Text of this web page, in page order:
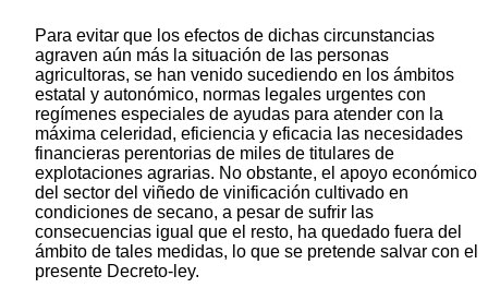
Para evitar que los efectos de dichas circunstancias
agraven aún más la situación de las personas
agricultoras, se han venido sucediendo en los ámbitos
estatal y autonómico, normas legales urgentes con
regímenes especiales de ayudas para atender con la
máxima celeridad, eficiencia y eficacia las necesidades
financieras perentorias de miles de titulares de
explotaciones agrarias. No obstante, el apoyo económico
del sector del viñedo de vinificación cultivado en
condiciones de secano, a pesar de sufrir las
consecuencias igual que el resto, ha quedado fuera del
ámbito de tales medidas, lo que se pretende salvar con el
presente Decreto-ley.